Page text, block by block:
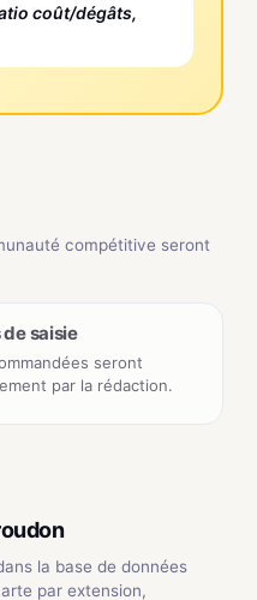
coût/dégâts,
compétitive seront
saisie
seront
par la rédaction.
la base de données
par extension,